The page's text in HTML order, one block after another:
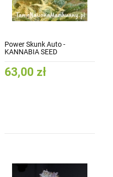
Power Skunk Auto -
KANNABIA SEED
63,00 zł